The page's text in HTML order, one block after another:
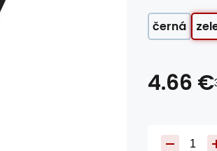
černá
4.66 €